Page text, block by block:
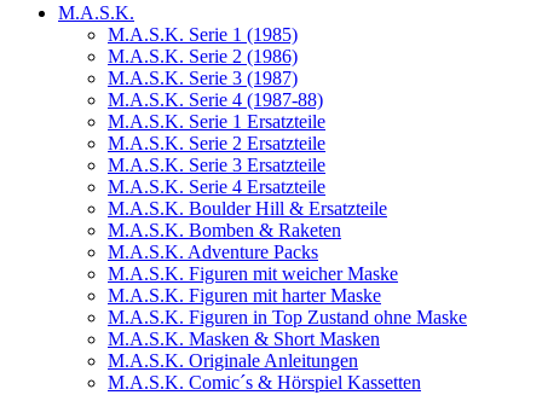
M.A.S.K.
M.A.S.K. Serie 1 (1985)
M.A.S.K. Serie 2 (1986)
M.A.S.K. Serie 3 (1987)
M.A.S.K. Serie 4 (1987-88)
M.A.S.K. Serie 1 Ersatzteile
M.A.S.K. Serie 2 Ersatzteile
M.A.S.K. Serie 3 Ersatzteile
M.A.S.K. Serie 4 Ersatzteile
M.A.S.K. Boulder Hill & Ersatzteile
M.A.S.K. Bomben & Raketen
M.A.S.K. Adventure Packs
M.A.S.K. Figuren mit weicher Maske
M.A.S.K. Figuren mit harter Maske
M.A.S.K. Figuren in Top Zustand ohne Maske
M.A.S.K. Masken & Short Masken
M.A.S.K. Originale Anleitungen
M.A.S.K. Comic´s & Hörspiel Kassetten